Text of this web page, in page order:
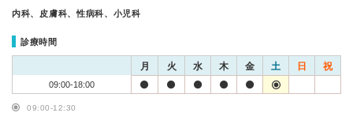
内科、皮膚科、性病科、小児科
診療時間
月 火 水 木 金 土 日 祝
09:00-18:00
09:00-12:30